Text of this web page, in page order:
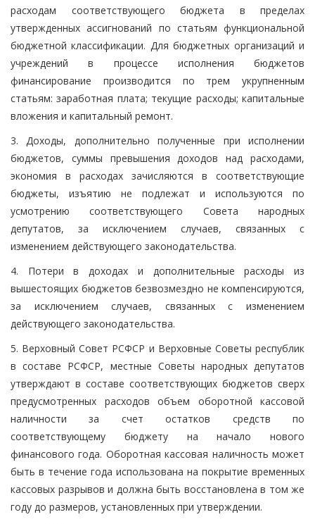
расходам соответствующего бюджета в пределах
утвержденных ассигнований по статьям функциональной
бюджетной классификации. Для бюджетных организаций и
учреждений в процессе исполнения бюджетов
финансирование производится по трем укрупненным
статьям: заработная плата; текущие расходы; капитальные
вложения и капитальный ремонт.
3. Доходы, дополнительно полученные при исполнении
бюджетов, суммы превышения доходов над расходами,
экономия в расходах зачисляются в соответствующие
бюджеты, изъятию не подлежат и используются по
усмотрению соответствующего Совета народных
депутатов, за исключением случаев, связанных с
изменением действующего законодательства.
4. Потери в доходах и дополнительные расходы из
вышестоящих бюджетов безвозмездно не компенсируются,
за исключением случаев, связанных с изменением
действующего законодательства.
5. Верховный Совет РСФСР и Верховные Советы республик
в составе РСФСР, местные Советы народных депутатов
утверждают в составе соответствующих бюджетов сверх
предусмотренных расходов объем оборотной кассовой
наличности за счет остатков средств по
соответствующему бюджету на начало нового
финансового года. Оборотная кассовая наличность может
быть в течение года использована на покрытие временных
кассовых разрывов и должна быть восстановлена в том же
году до размеров, установленных при утверждении.